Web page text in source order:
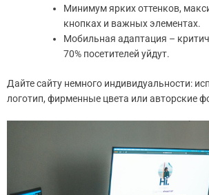
Минимум ярких оттенков,
кнопках и важных элементах.
Мобильная адаптация –
70% посетителей уйдут.
Дайте сайту немного индивидуальности:
логотип, фирменные цвета или авторские